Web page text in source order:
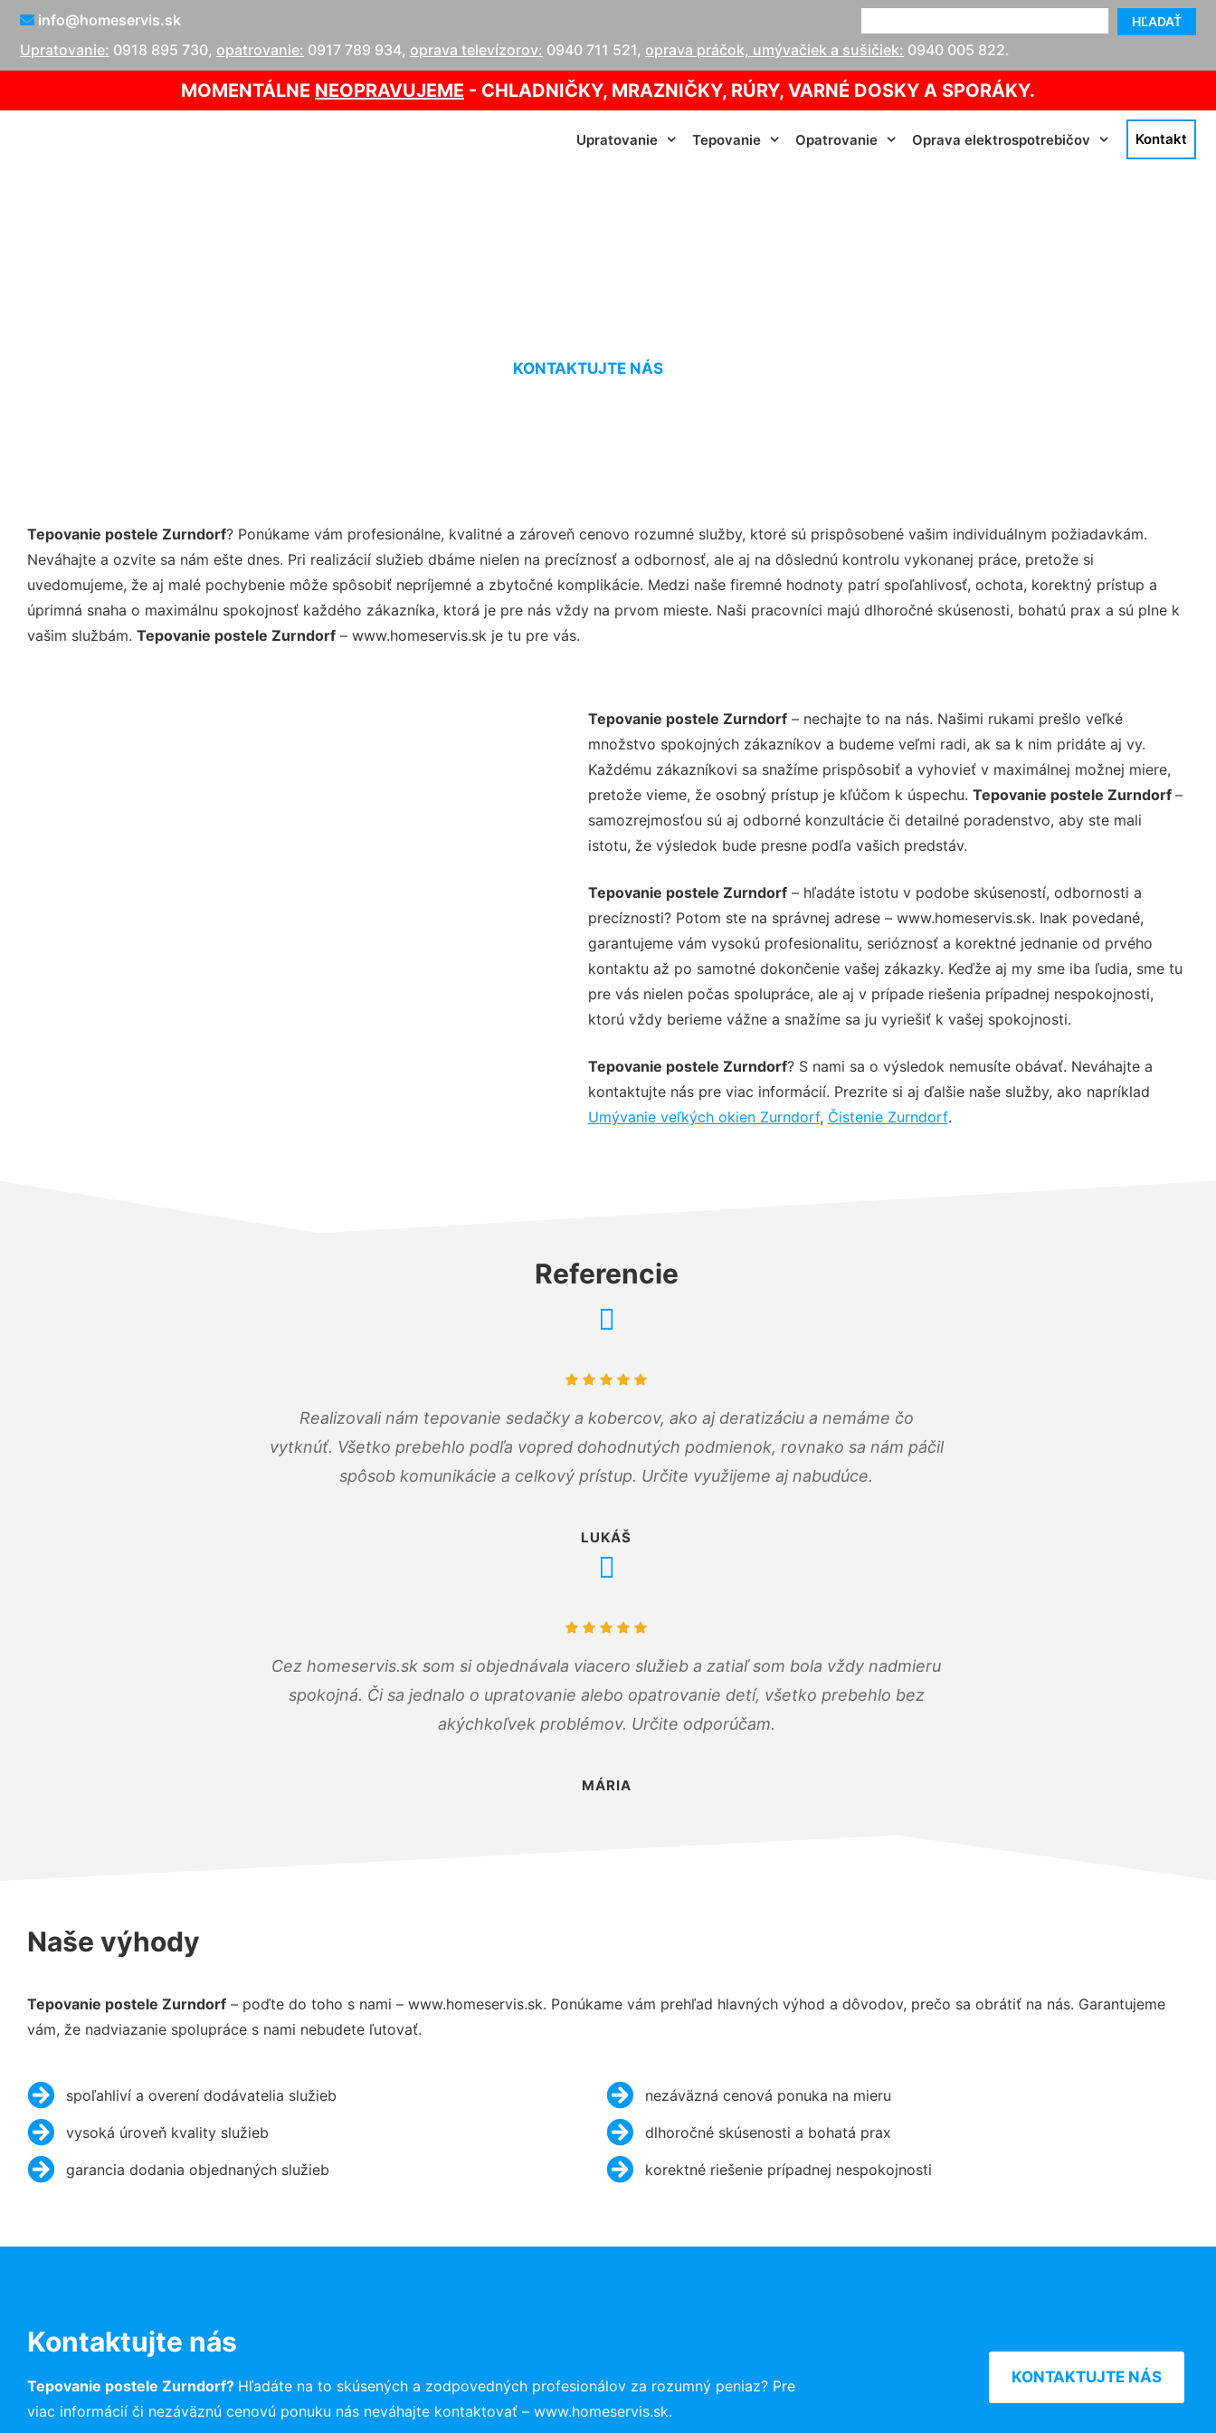
HĽADAŤ
info@homeservis.sk
Upratovanie: 0918 895 730, opatrovanie: 0917 789 934, oprava televízorov: 0940 711 521, oprava práčok, umývačiek a sušičiek: 0940 005 822.
MOMENTÁLNE NEOPRAVUJEME - CHLADNIČKY, MRAZNIČKY, RÚRY, VARNÉ DOSKY A SPORÁKY.
Upratovanie Tepovanie Opatrovanie Oprava elektrospotrebičov Kontakt
KONTAKTUJTE NÁS
Tepovanie postele Zurndorf? Ponúkame vám profesionálne, kvalitné a zároveň cenovo rozumné služby, ktoré sú prispôsobené vašim individuálnym požiadavkám.
Neváhajte a ozvite sa nám ešte dnes. Pri realizácií služieb dbáme nielen na precíznosť a odbornosť, ale aj na dôslednú kontrolu vykonanej práce, pretože si
uvedomujeme, že aj malé pochybenie môže spôsobiť nepríjemné a zbytočné komplikácie. Medzi naše firemné hodnoty patrí spoľahlivosť, ochota, korektný prístup a
úprimná snaha o maximálnu spokojnosť každého zákazníka, ktorá je pre nás vždy na prvom mieste. Naši pracovníci majú dlhoročné skúsenosti, bohatú prax a sú plne k
vašim službám. Tepovanie postele Zurndorf – www.homeservis.sk je tu pre vás.
Tepovanie postele Zurndorf– nechajte to na nás. Našimi rukami prešlo veľké
množstvo spokojných zákazníkov a budeme veľmi radi, ak sa k nim pridáte aj vy.
Každému zákazníkovi sa snažíme prispôsobiť a vyhovieť v maximálnej možnej miere,
pretože vieme, že osobný prístup je kľúčom k úspechu. Tepovanie postele Zurndorf –
samozrejmosťou sú aj odborné konzultácie či detailné poradenstvo, aby ste mali
istotu, že výsledok bude presne podľa vašich predstáv.
Tepovanie postele Zurndorf– hľadáte istotu v podobe skúseností, odbornosti a
precíznosti? Potom ste na správnej adrese – www.homeservis.sk. Inak povedané,
garantujeme vám vysokú profesionalitu, serióznosť a korektné jednanie od prvého
kontaktu až po samotné dokončenie vašej zákazky. Keďže aj my sme iba ľudia, sme tu
pre vás nielen počas spolupráce, ale aj v prípade riešenia prípadnej nespokojnosti,
ktorú vždy berieme vážne a snažíme sa ju vyriešiť k vašej spokojnosti.
Tepovanie postele Zurndorf? S nami sa o výsledok nemusíte obávať. Neváhajte a
kontaktujte nás pre viac informácií. Prezrite si aj ďalšie naše služby, ako napríklad
Umývanie veľkých okien Zurndorf, Čistenie Zurndorf.
Referencie
Realizovali nám tepovanie sedačky a kobercov, ako aj deratizáciu a nemáme čo
vytknúť. Všetko prebehlo podľa vopred dohodnutých podmienok, rovnako sa nám páčil
spôsob komunikácie a celkový prístup. Určite využijeme aj nabudúce.
LUKÁŠ
Cez homeservis.sk som si objednávala viacero služieb a zatiaľ som bola vždy nadmieru
spokojná. Či sa jednalo o upratovanie alebo opatrovanie detí, všetko prebehlo bez
akýchkoľvek problémov. Určite odporúčam.
MÁRIA
Naše výhody
Tepovanie postele Zurndorf – poďte do toho s nami – www.homeservis.sk. Ponúkame vám prehľad hlavných výhod a dôvodov, prečo sa obrátiť na nás. Garantujeme
vám, že nadviazanie spolupráce s nami nebudete ľutovať.
spoľahliví a overení dodávatelia služieb
vysoká úroveň kvality služieb
garancia dodania objednaných služieb
nezáväzná cenová ponuka na mieru
dlhoročné skúsenosti a bohatá prax
korektné riešenie prípadnej nespokojnosti
Kontaktujte nás
Tepovanie postele Zurndorf? Hľadáte na to skúsených a zodpovedných profesionálov za rozumný peniaz? Pre
viac informácií či nezáväznú cenovú ponuku nás neváhajte kontaktovať – www.homeservis.sk.
KONTAKTUJTE NÁS